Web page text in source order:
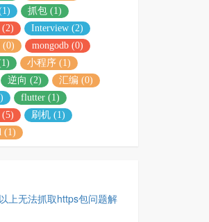
抓包 (1)
(2)
Interview (2)
(0)
mongodb (0)
小程序 (1)
逆向 (2)
汇编 (0)
flutter (1)
刷机 (1)
(1)
上无法抓取https包问题解